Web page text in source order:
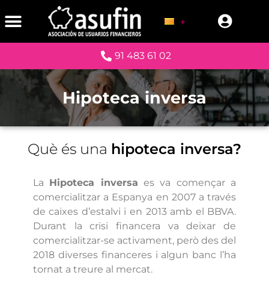
91 483 61 02
Hipoteca inversa
Què és una hipoteca inversa?
La Hipoteca inversa es va començar a
comercialitzar a Espanya en 2007 a través
de caixes d’estalvi i en 2013 amb el BBVA.
Durant la crisi financera va deixar de
comercialitzar-se activament, però des del
2018 diverses financeres i algun banc l’ha
tornat a treure al mercat.